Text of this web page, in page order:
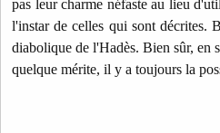
pas leur charme néfaste au lieu
l'instar de celles qui sont décrites.
diabolique de l'Hadès. Bien sûr, en
quelque mérite, il y a toujours la